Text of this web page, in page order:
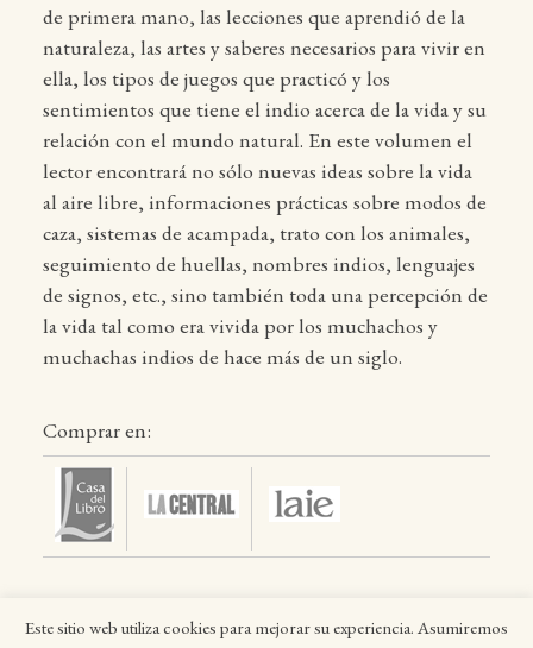
de primera mano, las lecciones que aprendió de la
naturaleza, las artes y saberes necesarios para vivir en
ella, los tipos de juegos que practicó y los
sentimientos que tiene el indio acerca de la vida y su
relación con el mundo natural. En este volumen el
lector encontrará no sólo nuevas ideas sobre la vida
al aire libre, informaciones prácticas sobre modos de
caza, sistemas de acampada, trato con los animales,
seguimiento de huellas, nombres indios, lenguajes
de signos, etc., sino también toda una percepción de
la vida tal como era vivida por los muchachos y
muchachas indios de hace más de un siglo.
Comprar en:
Inicio Títulos Autores Colecciones La editorial
Este sitio web utiliza cookies para mejorar su experiencia. Asumiremos